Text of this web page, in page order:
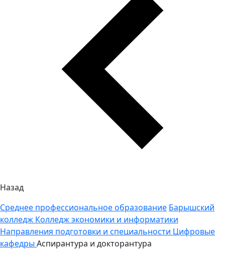
Назад
Среднее профессиональное образование Барышский
колледж Колледж экономики и информатики
Направления подготовки и специальности Цифровые
кафедры Аспирантура и докторантура